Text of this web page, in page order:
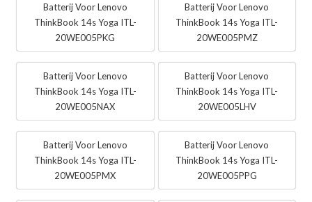
Batterij Voor Lenovo
ThinkBook 14s Yoga ITL-
20WE005PKG
Batterij Voor Lenovo
ThinkBook 14s Yoga ITL-
20WE005PMZ
Batterij Voor Lenovo
ThinkBook 14s Yoga ITL-
20WE005NAX
Batterij Voor Lenovo
ThinkBook 14s Yoga ITL-
20WE005LHV
Batterij Voor Lenovo
ThinkBook 14s Yoga ITL-
20WE005PMX
Batterij Voor Lenovo
ThinkBook 14s Yoga ITL-
20WE005PPG